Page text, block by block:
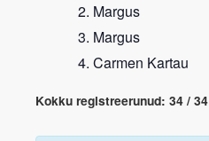
Margus
Margus
Carmen Kartau
Kokku registreerunud: 34 / 34